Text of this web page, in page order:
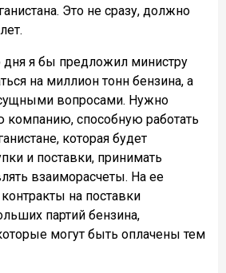
Это не сразу, должно
дня я бы предложил министру
на миллион тонн бензина, а
вопросами. Нужно
компанию, способную работать
которая будет
и поставки, принимать
взаиморасчеты. На ее
на поставки
партий бензина,
могут быть оплачены тем